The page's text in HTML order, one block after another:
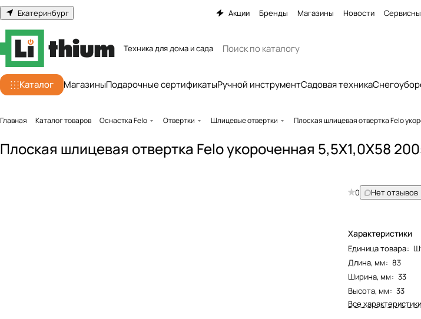
Екатеринбург Акции Бренды Магазины Новости
Техника для дома и сада
Каталог МагазиныПодарочные сертификатыРучной инструментСадовая техника
Главная Каталог товаров Оснастка Felo Отвертки Шлицевые отвертки Плоская шлицевая отвертка Felo
Плоская шлицевая отвертка Felo укороченная 5,5X1,0X58
0 Нет отзывов
Характеристики
Единица товара:
Длина, мм: 83
Ширина, мм: 33
Высота, мм: 33
Все характеристики